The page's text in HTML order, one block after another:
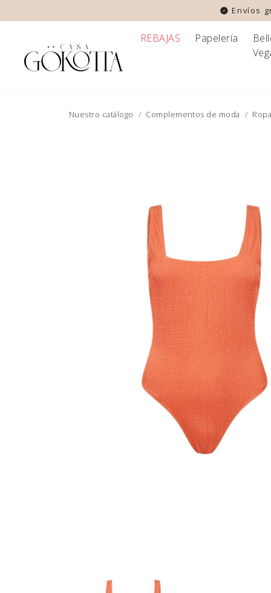
Envíos
REBAJAS Papelería
Nuestro catálogo Complementos de moda